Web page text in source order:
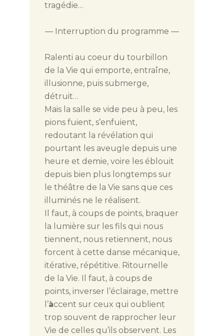
tragédie…
— Interruption du programme —
Ralenti au coeur du tourbillon
de la Vie qui emporte, entraîne,
illusionne, puis submerge,
détruit…
Mais la salle se vide peu à peu, les
pions fuient, s’enfuient,
redoutant la révélation qui
pourtant les aveugle depuis une
heure et demie, voire les éblouit
depuis bien plus longtemps sur
le théâtre de la Vie sans que ces
illuminés ne le réalisent.
Il faut, à coups de points, braquer
la lumière sur les fils qui nous
tiennent, nous retiennent, nous
forcent à cette danse mécanique,
itérative, répétitive. Ritournelle
de la Vie. Il faut, à coups de
points, inverser l’éclairage, mettre
l’àccent sur ceux qui oublient
trop souvent de rapprocher leur
Vie de celles qu’ils observent. Les